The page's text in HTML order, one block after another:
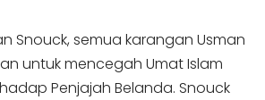
Snouck, semua karangan Usman
untuk mencegah Umat Islam
Penjajah Belanda. Snouck